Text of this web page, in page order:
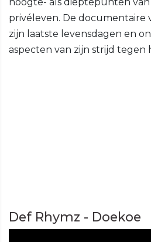
privéleven. De documentaire
zijn laatste levensdagen en
aspecten van zijn strijd tegen
Def Rhymz - Doekoe